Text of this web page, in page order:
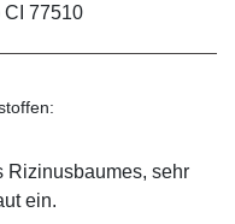
CI 77510
Rizinusbaumes, sehr
ein.